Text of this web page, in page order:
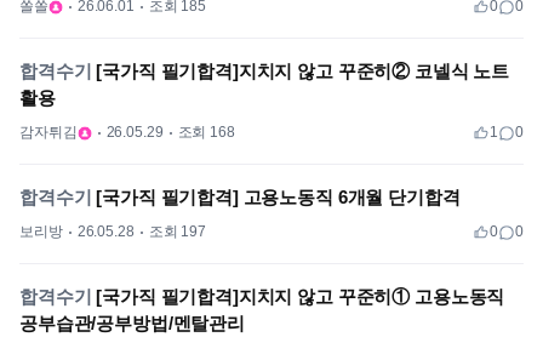
쏠쏠 26.06.01 조회 185 0 0
합격수기 [국가직 필기합격]지치지 않고 꾸준히② 코넬식 노트
활용
감자튀김 26.05.29 조회 168 1 0
합격수기 [국가직 필기합격] 고용노동직 6개월 단기합격
보리방 26.05.28 조회 197 0 0
합격수기 [국가직 필기합격]지치지 않고 꾸준히① 고용노동직
공부습관/공부방법/멘탈관리